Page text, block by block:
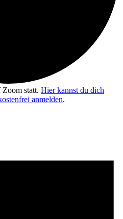
Zoom statt. Hier kannst du dich
anmelden.